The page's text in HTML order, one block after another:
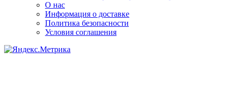
О нас
Информация о доставке
Политика безопасности
Условия соглашения